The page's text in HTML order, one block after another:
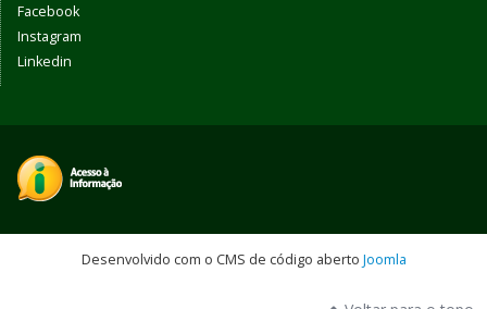
Facebook
Instagram
Linkedin
Desenvolvido com o CMS de código aberto Joomla